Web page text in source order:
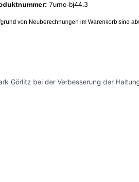
7umo-bj44.3
von Neuberechnungen im Warenkorb sind
Görlitz bei der Verbesserung der